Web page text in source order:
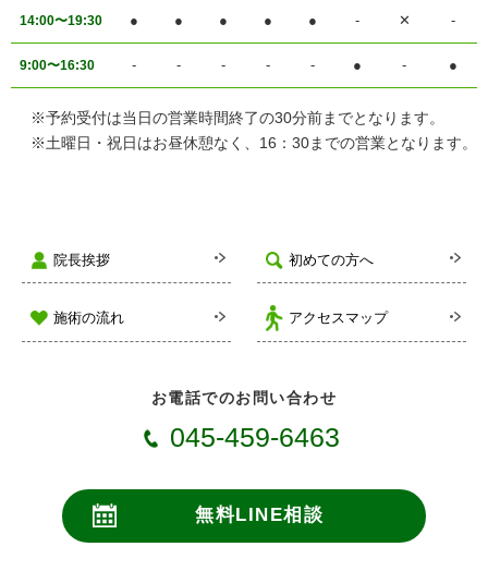
院長挨拶 初めての方へ
施術の流れ アクセスマップ
14:00〜19:30 ● ● ● ● ● - ✕ -
9:00〜16:30 - - - - - ● - ●
※予約受付は当日の営業時間終了の30分前までとなります。
※土曜日・祝日はお昼休憩なく、16：30までの営業となります。
お電話でのお問い合わせ
045-459-6463
無料LINE相談